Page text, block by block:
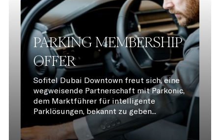
PARKING MEMBERSHIP
OFFER
Sofitel Dubai Downtown freut sich, eine
wegweisende Partnerschaft mit Parkonic,
dem Marktführer für intelligente
Parklösungen, bekannt zu geben...